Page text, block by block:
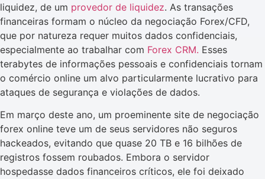
liquidez, de um provedor de liquidez. As transações
financeiras formam o núcleo da negociação Forex/CFD,
que por natureza requer muitos dados confidenciais,
especialmente ao trabalhar com Forex CRM. Esses
terabytes de informações pessoais e confidenciais tornam
o comércio online um alvo particularmente lucrativo para
ataques de segurança e violações de dados.
Em março deste ano, um proeminente site de negociação
forex online teve um de seus servidores não seguros
hackeados, evitando que quase 20 TB e 16 bilhões de
registros fossem roubados. Embora o servidor
hospedasse dados financeiros críticos, ele foi deixado